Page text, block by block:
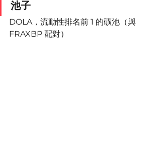
池子
DOLA，流動性排名前 1 的礦池（與
FRAXBP 配對）